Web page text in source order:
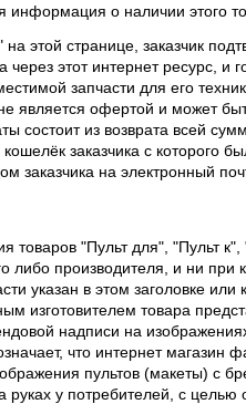
информация о наличии этого
этой странице, заказчик
этот интернет ресурс, и
запчасти для его
является офертой и может
состоит из возврата всей
заказчика с которого
заказчика на электронный
товаров "Пульт для", "Пульт
либо производителя, и ни при
указан в этом заголовке
изготовителем товара
надписи на
что интернет магазин
пультов (макеты) с
у потребителей, с целью